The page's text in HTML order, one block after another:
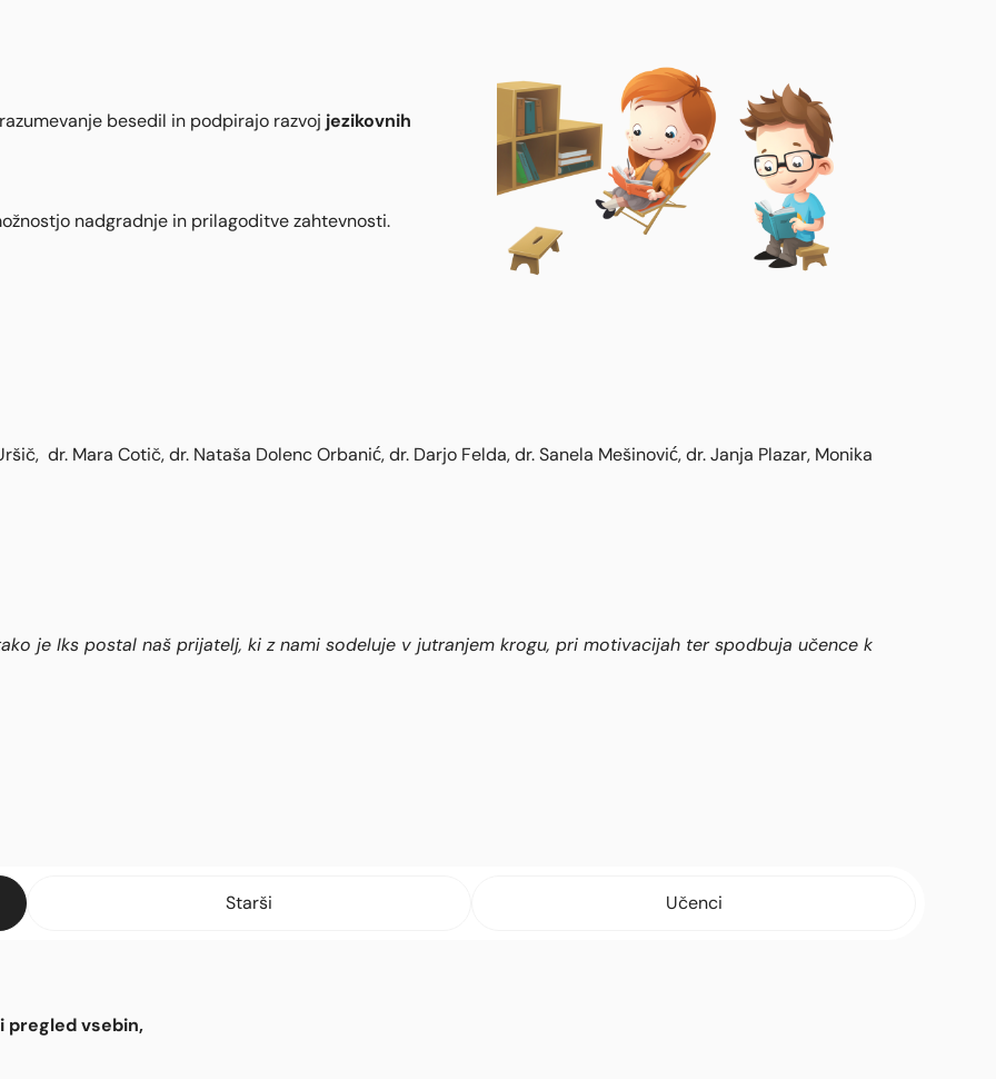
besedil in podpirajo razvoj jezikovnih
nadgradnje in prilagoditve zahtevnosti.
dr. Mara Cotič, dr. Nataša Dolenc Orbanić, dr. Darjo Felda, dr. Sanela Mešinović, dr. Janja Plazar, Monika
je Iks postal naš prijatelj, ki z nami sodeluje v jutranjem krogu, pri motivacijah ter spodbuja učence k
Starši Učenci
pregled vsebin,